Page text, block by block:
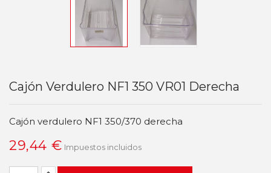
Cajón Verdulero NF1 350 VR01 Derecha
Cajón verdulero NF1 350/370 derecha
29,44 € Impuestos incluidos